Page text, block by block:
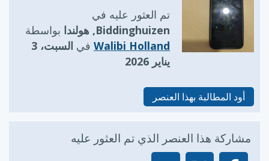
تم العثور عليه في
Biddinghuizen, هولندا
بواسطة
Walibi Holland في
السبت، 3
يناير 2026
أود المطالبة بهذا العنصر
مشاركة هذا العنصر الذي تم العثور عليه